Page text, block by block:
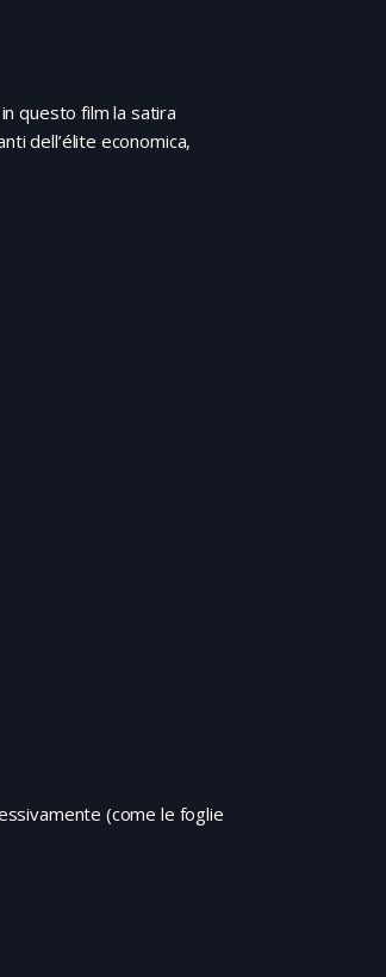
questo film la satira
dell’élite economica,
(come le foglie